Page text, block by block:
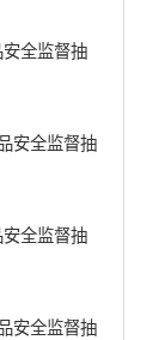
全监督抽
安全监督抽
全监督抽
安全监督抽